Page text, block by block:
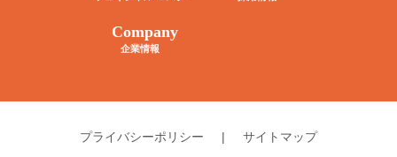
Company
企業情報
プライバシーポリシー | サイトマップ